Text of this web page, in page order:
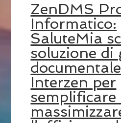
ZenDMS
Informatico:
SaluteMia
soluzione di
Interzen per
semplificare